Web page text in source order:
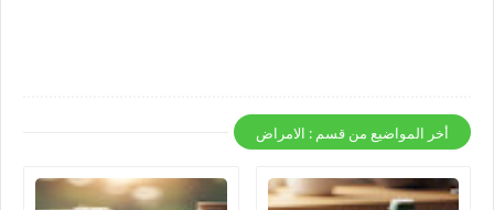
أخر المواضيع من قسم : الامراض